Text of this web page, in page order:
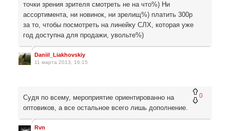
точки зрения зрителя смотреть не на что%) Ни
ассортимента, ни новинок, ни зрелищ%) платить 300р
за то, чтобы посмотреть на линейку СЛХ, которая уже
год доступна для продажи, увольте%)
Daniil_Liakhovskiy
11 марта 2013, 16:15
0
Судя по всему, мероприятие ориентированно на
оптовиков, а все остальное всего лишь дополнение.
Rvn